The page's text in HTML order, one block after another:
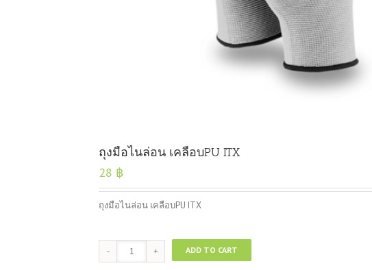
ถุงมือไนล่อน เคลือบPU ITX
28 ฿
ถุงมือไนล่อน เคลือบPU ITX
ถุงมือ
ไน
ADD TO CART